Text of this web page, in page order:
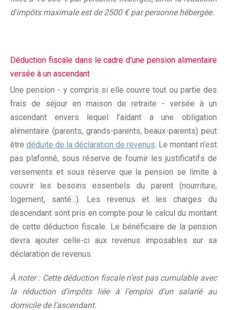
d'impôts maximale est de 2500 € par personne hébergée.
Déduction fiscale dans le cadre d’une pension alimentaire
versée à un ascendant
Une pension - y compris si elle couvre tout ou partie des
frais de séjour en maison de retraite - versée à un
ascendant envers lequel l’aidant a une obligation
alimentaire (parents, grands-parents, beaux-parents) peut
être déduite de la déclaration de revenus. Le montant n’est
pas plafonné, sous réserve de fournir les justificatifs de
versements et sous réserve que la pension se limite à
couvrir les besoins essentiels du parent (nourriture,
logement, santé...). Les revenus et les charges du
descendant sont pris en compte pour le calcul du montant
de cette déduction fiscale. Le bénéficiaire de la pension
devra ajouter celle-ci aux revenus imposables sur sa
déclaration de revenus.
À noter : Cette déduction fiscale n’est pas cumulable avec
la réduction d’impôts liée à l’emploi d’un salarié au
domicile de l’ascendant.